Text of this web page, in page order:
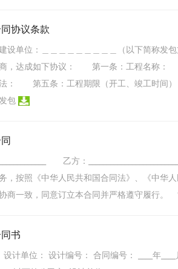
协议条款
单位：＿＿＿＿＿＿＿＿＿（以下简称发
，达成如下协议： 第一条：工程名称
法： 第五条：工程期限（开工、竣工时
包
乙方：
，按照《中华人民共和国合同法》、《中华
商一致，同意订立本合同并严格遵守履行。
书
计单位： 设计编号： 合同编号： ____年